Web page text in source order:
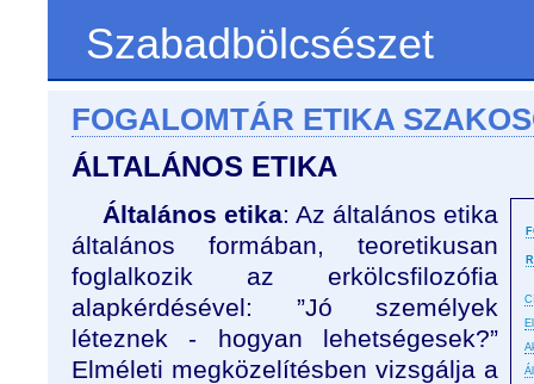
Szabadbölcsészet
FOGALOMTÁR ETIKA
ÁLTALÁNOS ETIKA
Általános etika: Az általános etika
általános formában, teoretikusan
foglalkozik az erkölcsfilozófia
alapkérdésével: ”Jó személyek
léteznek - hogyan lehetségesek?”
Elméleti megközelítésben vizsgálja a